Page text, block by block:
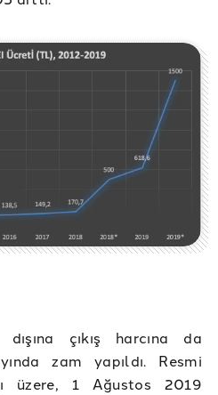
çıkış harcına da
zam yapıldı. Resmi
üzere, 1 Ağustos 2019